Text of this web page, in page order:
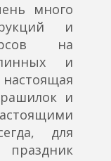
много
и
на
и
и
для
праздник